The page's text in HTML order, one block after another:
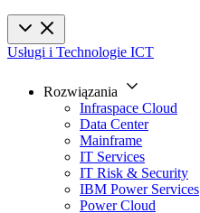
Usługi i Technologie ICT
Rozwiązania
Infraspace Cloud
Data Center
Mainframe
IT Services
IT Risk & Security
IBM Power Services
Power Cloud